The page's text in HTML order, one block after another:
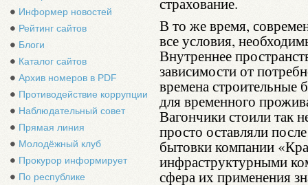
Информер новостей
Рейтинг сайтов
Блоги
Каталог сайтов
Архив номеров в PDF
Противодействие коррупции
Наблюдательный совет
Прямая линия
Молодёжный клуб
Прокурор информирует
По республике
В то же время,
все условия,
Внутреннее
зависимости от
времена строительные
для временного
Вагончики стоили так
просто оставляли
бытовки компании
инфраструктурными
сфера их применения